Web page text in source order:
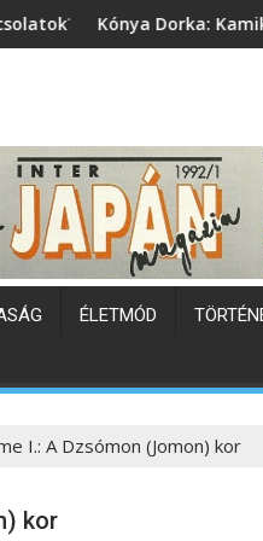
Kamikazek - A Busidó fiai
ÉLETMÓD
I.: A Dzsómon (Jomon) kor
kor